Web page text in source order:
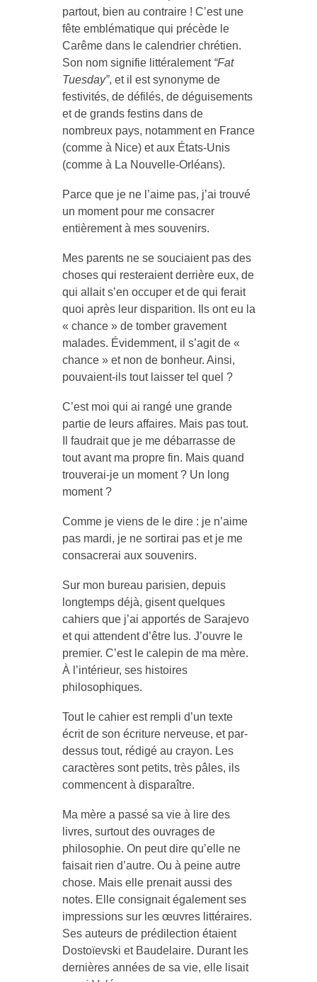
partout, bien au contraire ! C’est une
fête emblématique qui précède le
Carême dans le calendrier chrétien.
Son nom signifie littéralement “Fat
Tuesday”, et il est synonyme de
festivités, de défilés, de déguisements
et de grands festins dans de
nombreux pays, notamment en France
(comme à Nice) et aux États-Unis
(comme à La Nouvelle-Orléans).
Parce que je ne l’aime pas, j’ai trouvé
un moment pour me consacrer
entièrement à mes souvenirs.
Mes parents ne se souciaient pas des
choses qui resteraient derrière eux, de
qui allait s’en occuper et de qui ferait
quoi après leur disparition. Ils ont eu la
« chance » de tomber gravement
malades. Évidemment, il s’agit de «
chance » et non de bonheur. Ainsi,
pouvaient-ils tout laisser tel quel ?
C’est moi qui ai rangé une grande
partie de leurs affaires. Mais pas tout.
Il faudrait que je me débarrasse de
tout avant ma propre fin. Mais quand
trouverai-je un moment ? Un long
moment ?
Comme je viens de le dire : je n’aime
pas mardi, je ne sortirai pas et je me
consacrerai aux souvenirs.
Sur mon bureau parisien, depuis
longtemps déjà, gisent quelques
cahiers que j’ai apportés de Sarajevo
et qui attendent d’être lus. J’ouvre le
premier. C’est le calepin de ma mère.
À l’intérieur, ses histoires
philosophiques.
Tout le cahier est rempli d’un texte
écrit de son écriture nerveuse, et par-
dessus tout, rédigé au crayon. Les
caractères sont petits, très pâles, ils
commencent à disparaître.
Ma mère a passé sa vie à lire des
livres, surtout des ouvrages de
philosophie. On peut dire qu’elle ne
faisait rien d’autre. Ou à peine autre
chose. Mais elle prenait aussi des
notes. Elle consignait également ses
impressions sur les œuvres littéraires.
Ses auteurs de prédilection étaient
Dostoïevski et Baudelaire. Durant les
dernières années de sa vie, elle lisait